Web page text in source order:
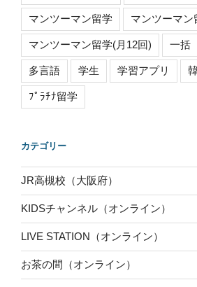
マンツーマン留学 マンツーマン
マンツーマン留学(月12回) 一括
多言語 学生 学習アプリ
ﾌﾟﾗﾁﾅ留学
カテゴリー
JR高槻校（大阪府）
KIDSチャンネル（オンライン）
LIVE STATION（オンライン）
お茶の間（オンライン）